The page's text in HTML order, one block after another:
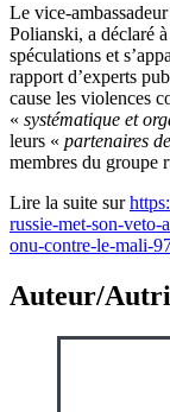
Le vice-
Polianski, a déclaré
spéculations et
rapport d’experts
cause les violences
« systématique et
leurs « partenaires
membres du groupe
Lire la suite sur
russie-met-son-veto-
onu-contre-le-mali-
Auteur/